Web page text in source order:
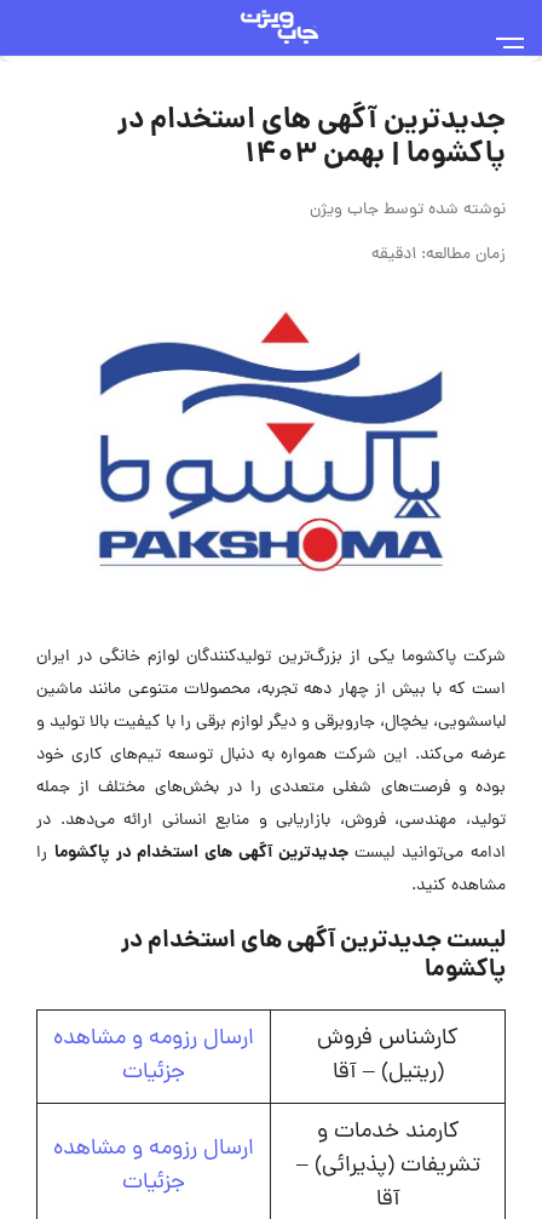
جدیدترین آگهی های استخدام در
پاکشوما | بهمن ۱۴۰۳
نوشته شده توسطجاب ویژن
زمان مطالعه: 1دقیقه
شرکت پاکشوما یکی از بزرگ‌ترین تولیدکنندگان لوازم خانگی در ایران
است که با بیش از چهار دهه تجربه، محصولات متنوعی مانند ماشین
لباسشویی، یخچال، جاروبرقی و دیگر لوازم برقی را با کیفیت بالا تولید و
عرضه می‌کند. این شرکت همواره به دنبال توسعه تیم‌های کاری خود
بوده و فرصت‌های شغلی متعددی را در بخش‌های مختلف از جمله
تولید، مهندسی، فروش، بازاریابی و منابع انسانی ارائه می‌دهد. در
ادامه می‌توانید لیستجدیدترین آگهی های استخدام در پاکشوما را
مشاهده کنید.
لیست جدیدترین آگهی های استخدام در
پاکشوما
کارشناس فروش
(ریتیل) – آقا
ارسال رزومه و مشاهده
جزئیات
کارمند خدمات و
تشریفات (پذیرائی) –
آقا
ارسال رزومه و مشاهده
جزئیات